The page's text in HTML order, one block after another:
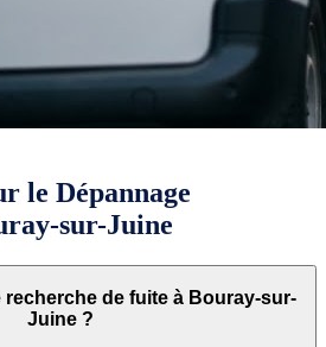
le Dépannage
sur-Juine
de fuite à Bouray-sur-
Juine ?